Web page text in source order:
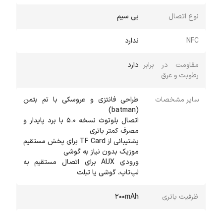
نوع اتصال بی سیم
NFC ندارد
مقاومت در برابر
رطوبت و عرق
دارد
سایر مشخصات
طراحی فانتزی و عروسکی با تم بتمن
(batman)
اتصال بلوتوث نسخه ۵.۰ با برد پایدار و
مصرف کمتر باتری
پشتیبانی از TF Card برای پخش مستقیم
موزیک بدون نیاز به گوشی
ورودی AUX برای اتصال مستقیم به
لپ‌تاپ، گوشی یا تبلت
ظرفیت باتری 200mAh